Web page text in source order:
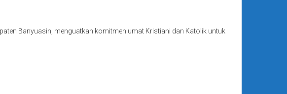
Banyuasin, menguatkan komitmen umat Kristiani dan Katolik untuk